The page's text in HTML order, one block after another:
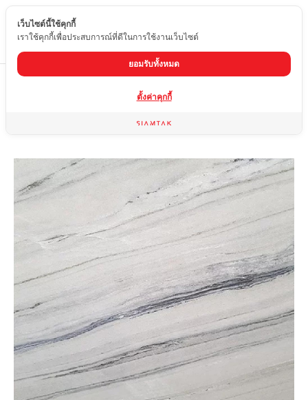
TH
หินอ่อน STRATO WHITE
เว็บไซต์นี้ใช้คุกกี้
เราใช้คุกกี้เพื่อประสบการณ์ที่ดีในการใช้งานเว็บไซต์
ยอมรับทั้งหมด
ตั้งค่าคุกกี้